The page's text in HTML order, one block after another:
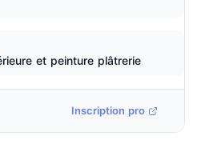
et peinture plâtrerie
Inscription pro